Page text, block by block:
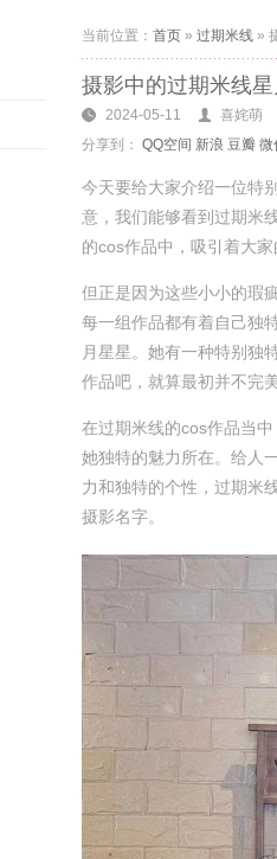
当前位置： 首页 » 过期米线 »
摄影中的过期米线
2024-05-11 喜姹萌
分享到： QQ空间 新浪 豆瓣 微
今天要给大家介绍一位特
意，我们能够看到过期米
的cos作品中，吸引着大
但正是因为这些小小的瑕
每一组作品都有着自己独
月星星。她有一种特别独
作品吧，就算最初并不完美
在过期米线的cos作品当
她独特的魅力所在。给人
力和独特的个性，过期米
摄影名字。